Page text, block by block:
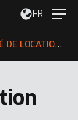
FR
AVEC 60 MACHINES DEVELON ULTRA-PERFORMANTES NEUVES DE GARNEA